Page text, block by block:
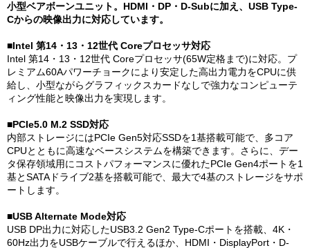
小型ベアボーンユニット。HDMI・DP・D-Subに加え、USB Type-
Cからの映像出力に対応しています。
■Intel 第14・13・12世代 Coreプロセッサ対応
Intel 第14・13・12世代 Coreプロセッサ(65W定格まで)に対応。プ
レミアム60Aパワーチョークにより安定した高出力電力をCPUに供
給し、小型ながらグラフィックスカードなしで強力なコンピューテ
ィング性能と映像出力を実現します。
■PCIe5.0 M.2 SSD対応
内部ストレージにはPCIe Gen5対応SSDを1基搭載可能で、多コア
CPUとともに高速なベースシステムを構築できます。さらに、デー
タ保存領域用にコストパフォーマンスに優れたPCIe Gen4ポートを1
基とSATAドライブ2基を搭載可能で、最大で4基のストレージをサポ
ートします。
■USB Alternate Mode対応
USB DP出力に対応したUSB3.2 Gen2 Type-Cポートを搭載、4K・
60Hz出力をUSBケーブルで行えるほか、HDMI・DisplayPort・D-